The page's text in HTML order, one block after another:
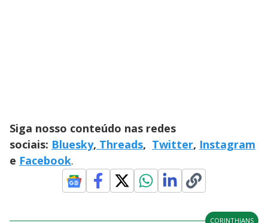
Siga nosso conteúdo nas redes
sociais: Bluesky, Threads, Twitter, Instagram
e Facebook.
CORINTHIANS